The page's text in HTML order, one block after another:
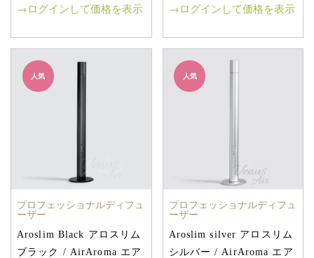
→ログインして価格を表示 →ログインして価格を表示
プロフェッショナルディフュ
ーザー
Aroslim Black アロスリム
ブラック / AirAroma エア
人気
プロフェッショナルディフュ
ーザー
Aroslim silver アロスリム
シルバー / AirAroma エア
人気